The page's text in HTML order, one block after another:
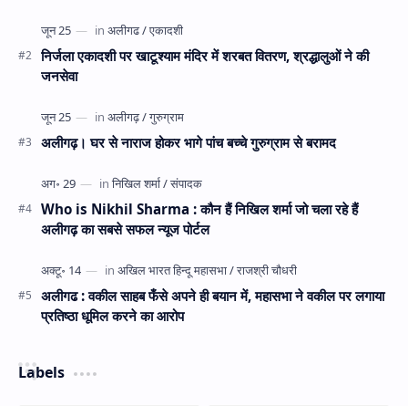
निर्जला एकादशी पर खाटूश्याम मंदिर में शरबत वितरण, श्रद्धालुओं ने की
जनसेवा
अलीगढ़। घर से नाराज होकर भागे पांच बच्चे गुरुग्राम से बरामद
Who is Nikhil Sharma : कौन हैं निखिल शर्मा जो चला रहे हैं
अलीगढ़ का सबसे सफल न्यूज पोर्टल
अलीगढ : वकील साहब फँसे अपने ही बयान में, महासभा ने वकील पर लगाया
प्रतिष्ठा धूमिल करने का आरोप
Labels